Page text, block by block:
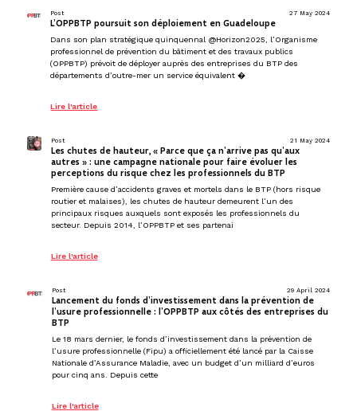
Post 27 May 2024
L’OPPBTP poursuit son déploiement en Guadeloupe
Dans son plan stratégique quinquennal @Horizon2025, l’Organisme
professionnel de prévention du bâtiment et des travaux publics
(OPPBTP) prévoit de déployer auprès des entreprises du BTP des
départements d’outre-mer un service équivalent �
Lire l'article
Post 21 May 2024
Les chutes de hauteur, « Parce que ça n’arrive pas qu’aux
autres » : une campagne nationale pour faire évoluer les
perceptions du risque chez les professionnels du BTP
Première cause d’accidents graves et mortels dans le BTP (hors risque
routier et malaises), les chutes de hauteur demeurent l’un des
principaux risques auxquels sont exposés les professionnels du
secteur. Depuis 2014, l’OPPBTP et ses partenai
Lire l'article
Post 29 April 2024
Lancement du fonds d’investissement dans la prévention de
l’usure professionnelle : l’OPPBTP aux côtés des entreprises du
BTP
Le 18 mars dernier, le fonds d’investissement dans la prévention de
l’usure professionnelle (Fipu) a officiellement été lancé par la Caisse
Nationale d’Assurance Maladie, avec un budget d’un milliard d’euros
pour cinq ans. Depuis cette
Lire l'article